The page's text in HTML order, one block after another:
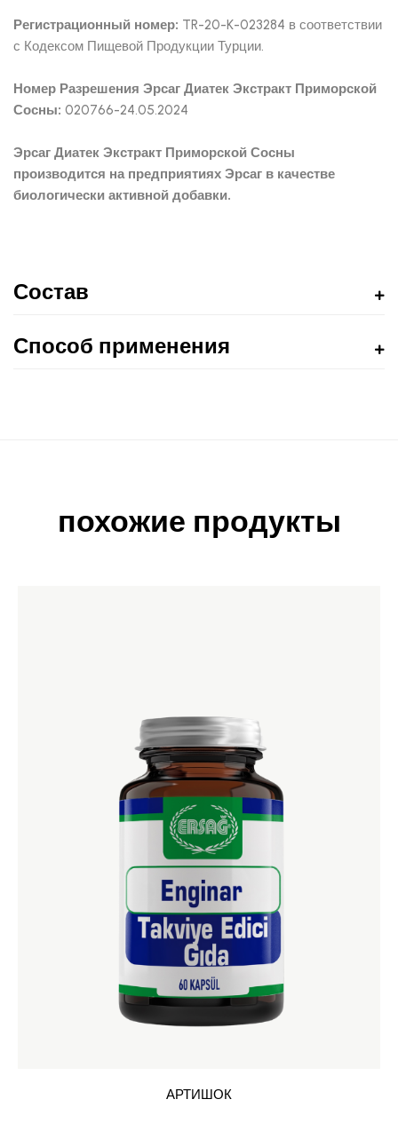
Регистрационный номер: TR-20-K-023284 в соответствии
с Кодексом Пищевой Продукции Турции.
Номер Разрешения Эрсаг Диатек Экстракт Приморской
Сосны: 020766-24.05.2024
Эрсаг Диатек Экстракт Приморской Сосны
производится на предприятиях Эрсаг в качестве
биологически активной добавки.
Состав
Способ применения
похожие продукты
АРТИШОК